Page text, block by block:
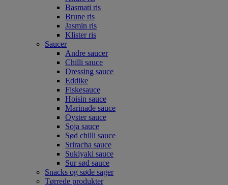
Basmati ris
Brune ris
Jasmin ris
Klister ris
Saucer
Andre saucer
Chilli sauce
Dressing sauce
Eddike
Fiskesauce
Hoisin sauce
Marinade sauce
Oyster sauce
Soja sauce
Sød chilli sauce
Sriracha sauce
Sukiyaki sauce
Sur sød sauce
Snacks og søde sager
Tørrede produkter